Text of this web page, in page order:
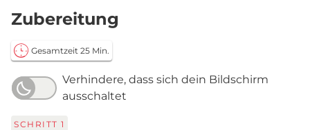
Zubereitung
Gesamtzeit 25 Min.
Verhindere, dass sich dein Bildschirm
ausschaltet
SCHRITT 1